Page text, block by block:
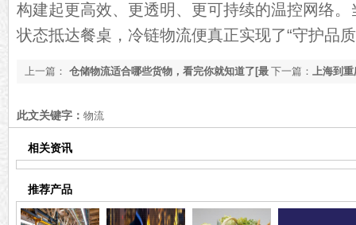
构建起更高效、更透明、更可持续的温控网络
状态抵达餐桌，冷链物流便真正实现了“守护品
下一篇： 上海到
上一篇： 仓储物流适合哪些货物，看完你就知道了[最
此文关键字： 物流
相关资讯
推荐产品